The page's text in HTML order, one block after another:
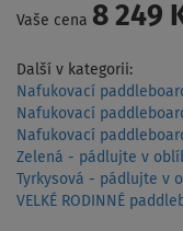
Vaše cena 8 249
Další v kategorii:
Nafukovací
Nafukovací
Nafukovací
Zelená - pádlujte v
Tyrkysová - pádlujte v
VELKÉ RODINNÉ